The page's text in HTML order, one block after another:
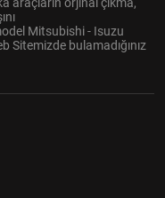
Mitsubishi - Isuzu
bulamadığınız